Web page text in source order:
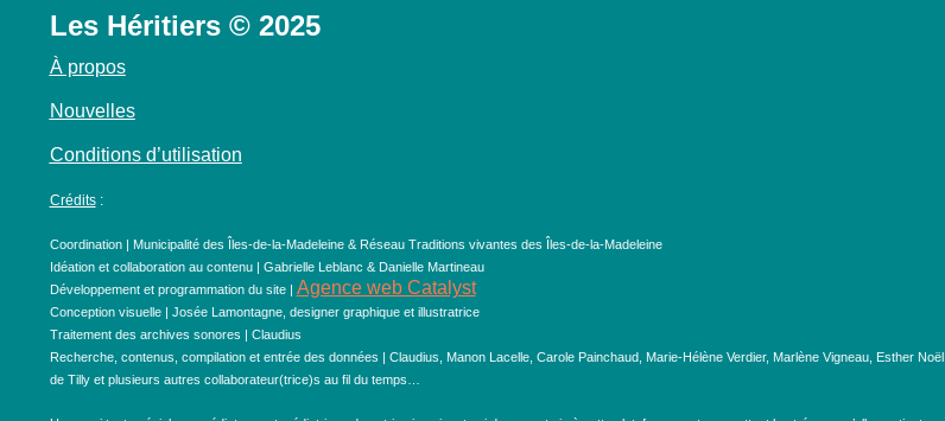
Les Héritiers © 2025
À propos
Nouvelles
Conditions d’utilisation
Crédits:
Coordination | Municipalité des Îles-de-la-Madeleine & Réseau Traditions vivantes des Îles-de-la-Madeleine
Idéation et collaboration au contenu | Gabrielle Leblanc & Danielle Martineau
Développement et programmation du site | Agence web Catalyst
Conception visuelle | Josée Lamontagne, designer graphique et illustratrice
Traitement des archives sonores | Claudius
Recherche, contenus, compilation et entrée des données | Claudius, Manon Lacelle, Carole Painchaud, Marie-Hélène Verdier, Marlène Vigneau, Esther Noël
de Tilly et plusieurs autres collaborateur(trice)s au fil du temps…